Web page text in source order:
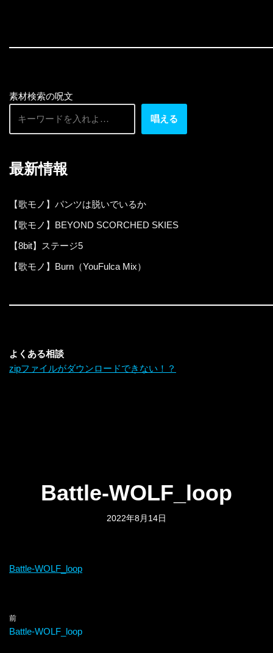
素材検索の呪文
唱える
最新情報
【歌モノ】パンツは脱いでいるか
【歌モノ】BEYOND SCORCHED SKIES
【8bit】ステージ5
【歌モノ】Burn（YouFulca Mix）
よくある相談
zipファイルがダウンロードできない！？
Battle-WOLF_loop
2022年8月14日
Battle-WOLF_loop
前
Battle-WOLF_loop